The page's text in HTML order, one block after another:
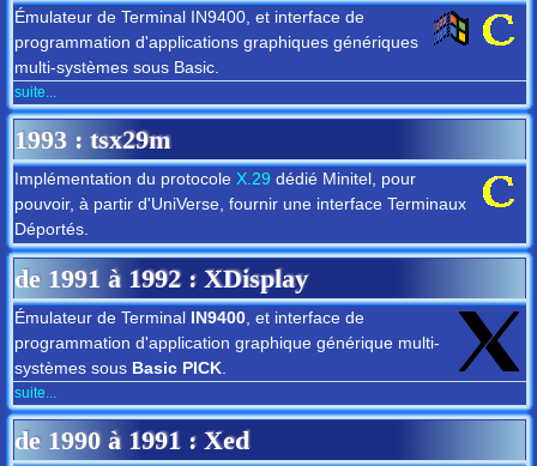
Émulateur de Terminal IN9400, et interface de
programmation d'applications graphiques génériques
multi-systèmes sous Basic.
suite...
1993 : tsx29m
Implémentation du protocole X.29 dédié Minitel, pour
pouvoir, à partir d'UniVerse, fournir une interface Terminaux
Déportés.
de 1991 à 1992: XDisplay
Émulateur de Terminal IN9400 , et interface de
programmation d'application graphique générique multi-
systèmes sous Basic PICK
suite...
de 1990 à 1991: Xed